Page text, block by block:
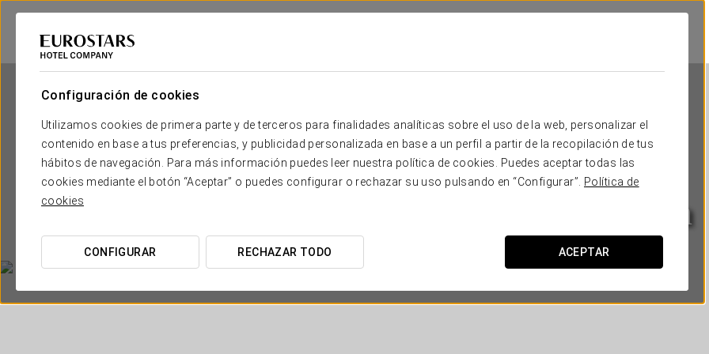
Configuración de cookies
Utilizamos cookies de primera parte y de terceros para finalidades analíticas sobre el uso de la web, personalizar el
contenido en base a tus preferencias, y publicidad personalizada en base a un perfil a partir de la recopilación de tus
hábitos de navegación. Para más información puedes leer nuestra política de cookies. Puedes aceptar todas las
cookies mediante el botón “Aceptar” o puedes configurar o rechazar su uso pulsando en “Configurar”.
Política de
cookies
CONFIGURAR RECHAZAR TODO ACEPTAR
Exe Sevilla Macarena
SEVILLA